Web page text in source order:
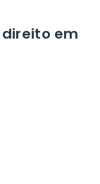
direito em